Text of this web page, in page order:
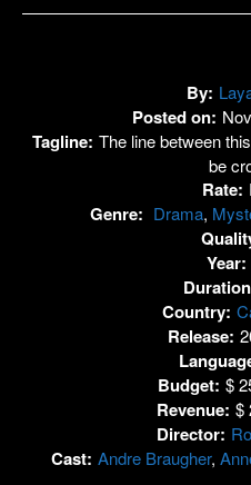
By:
Posted on:
Tagline: The line between
be
Rate:
Genre: Drama,
Year:
Country:
Release:
Budget: $
Revenue: $
Director:
Cast: Andre Braugher,